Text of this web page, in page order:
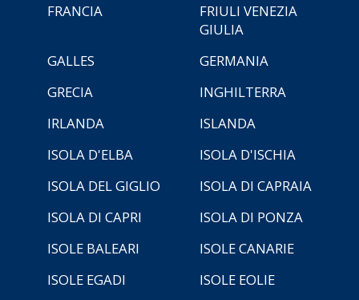
FRANCIA
FRIULI VENEZIA
GIULIA
GALLES
GERMANIA
GRECIA
INGHILTERRA
IRLANDA
ISLANDA
ISOLA D'ELBA
ISOLA D'ISCHIA
ISOLA DEL GIGLIO
ISOLA DI CAPRAIA
ISOLA DI CAPRI
ISOLA DI PONZA
ISOLE BALEARI
ISOLE CANARIE
ISOLE EGADI
ISOLE EOLIE